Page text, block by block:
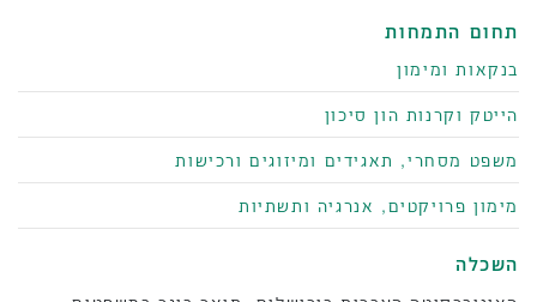
תחום התמחות
בנקאות ומימון
הייטק וקרנות הון סיכון
משפט מסחרי, תאגידים ומיזוגים ורכישות
מימון פרויקטים, אנרגיה ותשתיות
השכלה